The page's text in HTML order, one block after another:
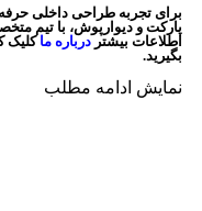
برای تجربه طراحی داخلی
پارکت و دیوارپوش، با تیم
اطلاعات بیشتردرباره ماکلیک
بگیرید.
نمایش ادامه مطلب